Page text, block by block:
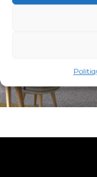
PAPIER PEINT